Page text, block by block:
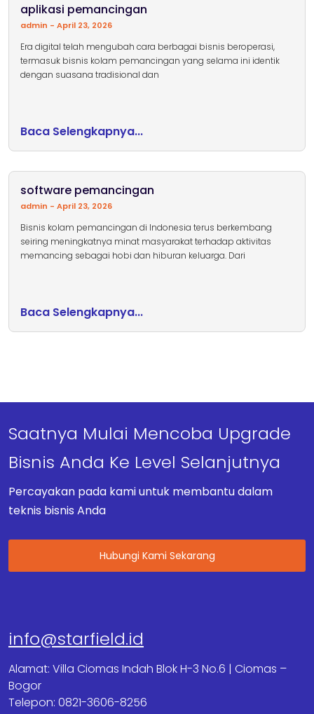
aplikasi pemancingan
admin April 23, 2026
Era digital telah mengubah cara berbagai bisnis beroperasi,
termasuk bisnis kolam pemancingan yang selama ini identik
dengan suasana tradisional dan
Baca Selengkapnya...
software pemancingan
admin April 23, 2026
Bisnis kolam pemancingan di Indonesia terus berkembang
seiring meningkatnya minat masyarakat terhadap aktivitas
memancing sebagai hobi dan hiburan keluarga. Dari
Baca Selengkapnya...
Saatnya Mulai Mencoba Upgrade
Bisnis Anda Ke Level Selanjutnya
Percayakan pada kami untuk membantu dalam
teknis bisnis Anda
Hubungi Kami Sekarang
info@starfield.id
Alamat: Villa Ciomas Indah Blok H-3 No.6 | Ciomas –
Bogor
Telepon: 0821-3606-8256